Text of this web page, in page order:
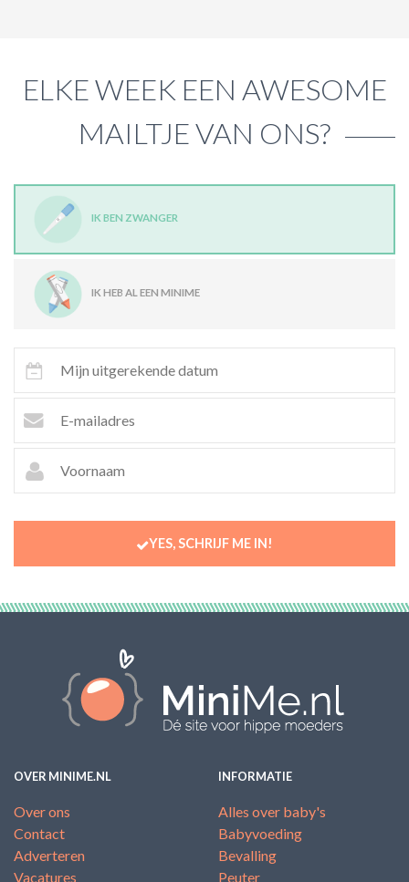
ELKE WEEK EEN AWESOME
MAILTJE VAN ONS?
IK BEN ZWANGER
IK HEB AL EEN MINIME
YES, SCHRIJF ME IN!
OVER MINIME.NL
Over ons
Contact
Adverteren
Vacatures
INFORMATIE
Alles over baby's
Babyvoeding
Bevalling
Peuter